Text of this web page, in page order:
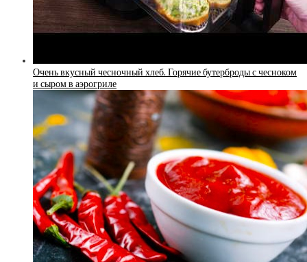
Очень вкусный чесночный хлеб. Горячие бутерброды с чесноком
и сыром в аэрогриле